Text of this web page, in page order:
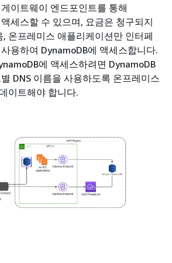
이트웨이 엔드포인트를 통해
세스할 수 있으며, 요금은 청구되지
온프레미스 애플리케이션만 인터페
용하여 DynamoDB에 액세스합니다.
에 액세스하려면 DynamoDB
DNS 이름을 사용하도록 온프레미스
이트해야 합니다.